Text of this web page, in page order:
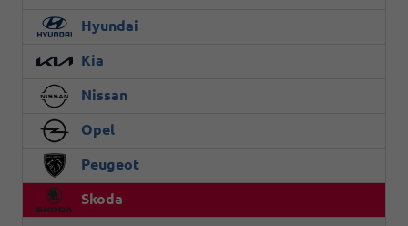
Hyundai
Kia
Nissan
Opel
Peugeot
Skoda